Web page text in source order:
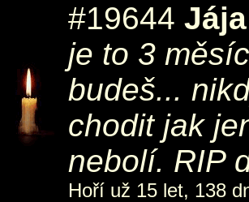
#19644 Jája
je to 3
budeš...
chodit jak
nebolí. RIP
Hoří už 15 let, 138